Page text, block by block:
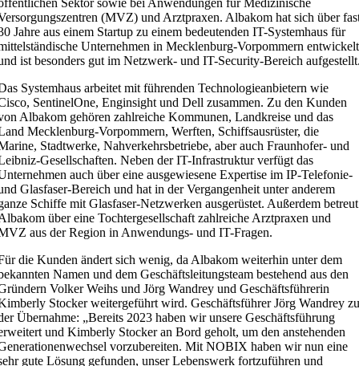
Sektor sowie bei Anwendungen für Medizinische
(MVZ) und Arztpraxen. Albakom hat sich über
Jahre aus einem Startup zu einem bedeutenden IT-Systemhaus für
Unternehmen in Mecklenburg-Vorpommern entwickelt
ist besonders gut im Netzwerk- und IT-Security-Bereich
Systemhaus arbeitet mit führenden Technologieanbietern wie
SentinelOne, Enginsight und Dell zusammen. Zu den Kunden
Albakom gehören zahlreiche Kommunen, Landkreise und das
Mecklenburg-Vorpommern, Werften, Schiffsausrüster, die
Stadtwerke, Nahverkehrsbetriebe, aber auch Fraunhofer- und
Gesellschaften. Neben der IT-Infrastruktur verfügt das
auch über eine ausgewiesene Expertise im IP-Telefonie-
Glasfaser-Bereich und hat in der Vergangenheit unter anderem
Schiffe mit Glasfaser-Netzwerken ausgerüstet. Außerdem betreut
über eine Tochtergesellschaft zahlreiche Arztpraxen und
aus der Region in Anwendungs- und IT-Fragen.
die Kunden ändert sich wenig, da Albakom weiterhin unter dem
Namen und dem Geschäftsleitungsteam bestehend aus den
Volker Weihs und Jörg Wandrey und Geschäftsführerin
Stocker weitergeführt wird. Geschäftsführer Jörg Wandrey
Übernahme: „Bereits 2023 haben wir unsere Geschäftsführung
und Kimberly Stocker an Bord geholt, um den anstehenden
vorzubereiten. Mit NOBIX haben wir nun eine
gute Lösung gefunden, unser Lebenswerk fortzuführen und